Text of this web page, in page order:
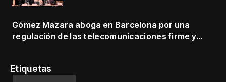
Gómez Mazara aboga en Barcelona por una
regulación de las telecomunicaciones firme y
Etiquetas